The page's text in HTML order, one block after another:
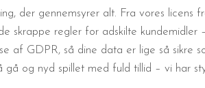
der gennemsyrer alt. Fra vores licens
skrappe regler for adskilte kundemidler –
af GDPR, så dine data er lige så sikre
og nyd spillet med fuld tillid – vi har